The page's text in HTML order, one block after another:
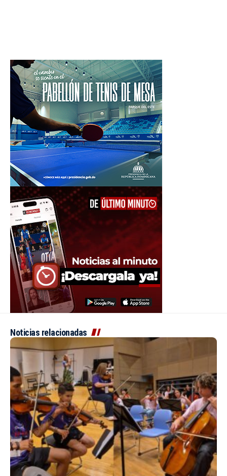
Noticias relacionadas